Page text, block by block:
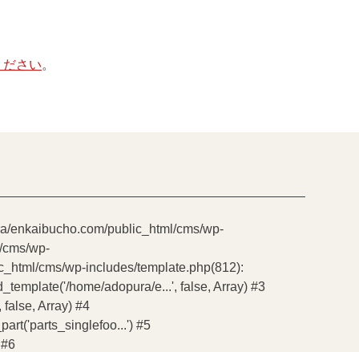
さい。
enkaibucho.com/public_html/cms/wp-
wp-
cms/wp-includes/template.php(812):
home/adopura/e...', false, Array) #3
Array) #4
#5